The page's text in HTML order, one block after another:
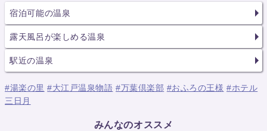
宿泊可能の温泉
露天風呂が楽しめる温泉
駅近の温泉
#湯楽の里 #大江戸温泉物語 #万葉倶楽部 #おふろの王様 #ホテル
三日月
みんなのオススメ